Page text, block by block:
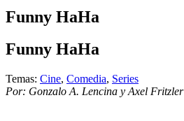
Funny HaHa
Funny HaHa
Temas: Cine, Comedia, Series
Por: Gonzalo A. Lencina y Axel Fritzler